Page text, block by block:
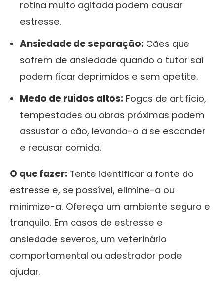
rotina muito agitada podem causar
estresse.
Ansiedade de separação: Cães que
sofrem de ansiedade quando o tutor sai
podem ficar deprimidos e sem apetite.
Medo de ruídos altos: Fogos de artifício,
tempestades ou obras próximas podem
assustar o cão, levando-o a se esconder
e recusar comida.
O que fazer: Tente identificar a fonte do
estresse e, se possível, elimine-a ou
minimize-a. Ofereça um ambiente seguro e
tranquilo. Em casos de estresse e
ansiedade severos, um veterinário
comportamental ou adestrador pode
ajudar.